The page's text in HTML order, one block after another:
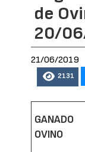
de
20/
21/06/2019
2131
GANADO
OVINO